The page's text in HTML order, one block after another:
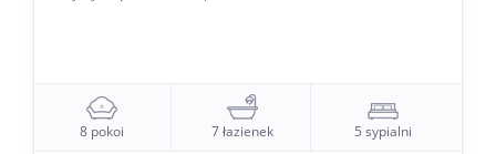
8 pokoi 7 łazienek 5 sypialni